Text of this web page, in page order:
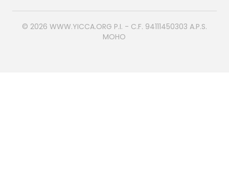
© 2026 WWW.YICCA.ORG P.I. - C.F. 94111450303 A.P.S.
MOHO